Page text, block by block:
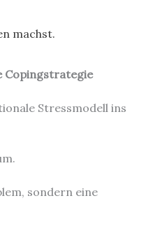
machst.
Stressmodell ins
sondern eine